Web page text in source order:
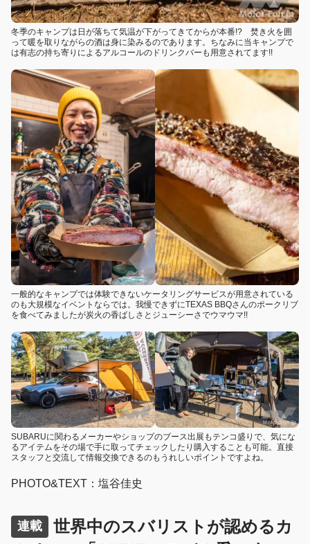
冬季のキャンプは日が落ちて気温が下がってきてからが本番!? 焚き火を囲
って暖を取りながらの酒は身に染みるのであります。ちなみに当キャンプで
は有志の持ち寄りによるアルコールのドリンクバーも用意されてます!!
一般的なキャンプでは体験できないケータリングサービスが用意されている
のも大規模なイベントならでは。我慢できずにTEXAS BBQさんのポークリブ
を食べてみましたが炭火の香ばしさとジューシーさでウマウマ!!
SUBARUに関わるメーカーやショップのブース出展もテンコ盛りで、気にな
るアイテムをその場で手に取ってチェックしたり購入することも可能。直接
スタッフと交流して情報交換できるのもうれしいポイントですよね。
PHOTO&TEXT：塩谷佳史
連載
世界中のスバリストが認めるカ